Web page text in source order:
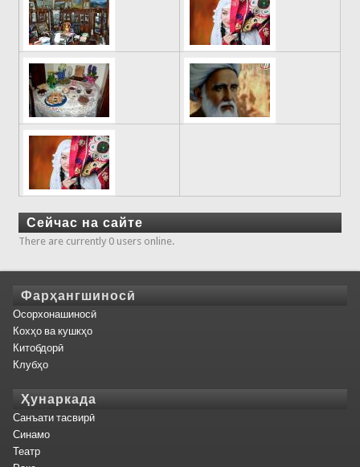
Сейчас на сайте
There are currently 0 users online.
Фарҳангшиносӣ
Осорхонашиносӣ
Кохҳо ва кушкҳо
Китобдорӣ
Клубҳо
Ҳунаркада
Санъати тасвирӣ
Синамо
Театр